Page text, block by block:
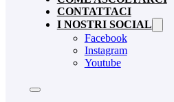
CONTATTACI
I NOSTRI SOCIAL
Facebook
Instagram
Youtube